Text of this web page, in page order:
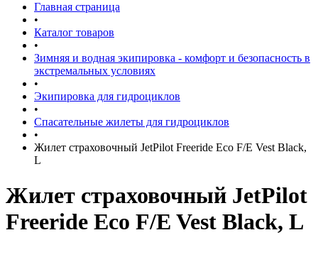
Главная страница
•
Каталог товаров
•
Зимняя и водная экипировка - комфорт и безопасность в
экстремальных условиях
•
Экипировка для гидроциклов
•
Спасательные жилеты для гидроциклов
•
Жилет страховочный JetPilot Freeride Eco F/E Vest Black,
L
Жилет страховочный JetPilot
Freeride Eco F/E Vest Black, L